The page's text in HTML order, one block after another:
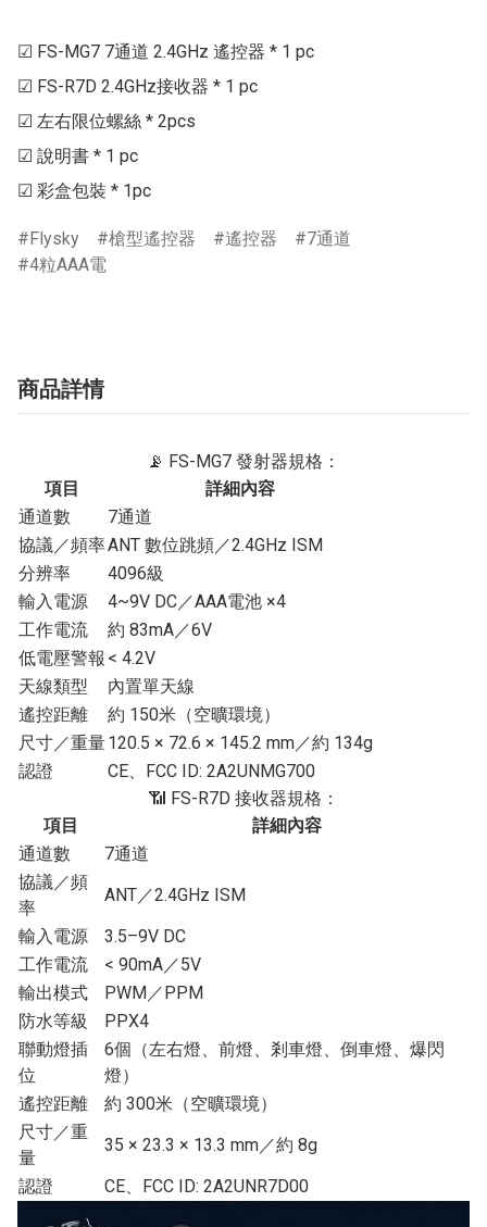
☑ FS-MG7 7通道 2.4GHz 遙控器 * 1 pc
☑ FS-R7D 2.4GHz接收器 * 1 pc
☑ 左右限位螺絲 * 2pcs
☑ 說明書 * 1 pc
Flysky 槍型遙控器 遙控器
7通道
4粒AAA電
商品詳情
📡 FS-MG7 發射器規格：
項目
詳細內容
通道數
7通道
協議／頻率ANT 數位跳頻／2.4GHz ISM
分辨率
4096級
輸入電源
4~9V DC／AAA電池 ×4
工作電流
約 83mA／6V
低電壓警報 < 4.2V
天線類型
內置單天線
遙控距離
約 150米（空曠環境）
尺寸／重量120.5 × 72.6 × 145.2 mm／約 134g
認證
CE、FCC ID: 2A2UNMG700
📶 FS-R7D 接收器規格：
項目
詳細內容
通道數
7通道
協議／頻
率
ANT／2.4GHz ISM
輸入電源
3.5–9V DC
工作電流
< 90mA／5V
輸出模式
PWM／PPM
防水等級
PPX4
聯動燈插
位
6個（左右燈、前燈、剎車燈、倒車燈、爆閃
燈）
遙控距離
約 300米（空曠環境）
尺寸／重
量
35 × 23.3 × 13.3 mm／約 8g
認證
CE、FCC ID: 2A2UNR7D00